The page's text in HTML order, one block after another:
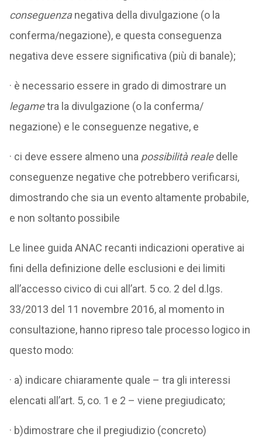
conseguenzanegativa della divulgazione (o la
conferma/negazione), e questa conseguenza
negativa deve essere significativa (più di banale);
· è necessario essere in grado di dimostrare un
legametra la divulgazione (o la conferma/
negazione) e le conseguenze negative, e
· ci deve essere almeno una possibilità realedelle
conseguenze negative che potrebbero verificarsi,
dimostrando che sia un evento altamente probabile,
e non soltanto possibile
Le linee guida ANAC recanti indicazioni operative ai
fini della definizione delle esclusioni e dei limiti
all’accesso civico di cui all’art. 5 co. 2 del d.lgs.
33/2013 del 11 novembre 2016, al momento in
consultazione, hanno ripreso tale processo logico in
questo modo:
· a) indicare chiaramente quale – tra gli interessi
elencati all’art. 5, co. 1 e 2 – viene pregiudicato;
· b)dimostrare che il pregiudizio (concreto)